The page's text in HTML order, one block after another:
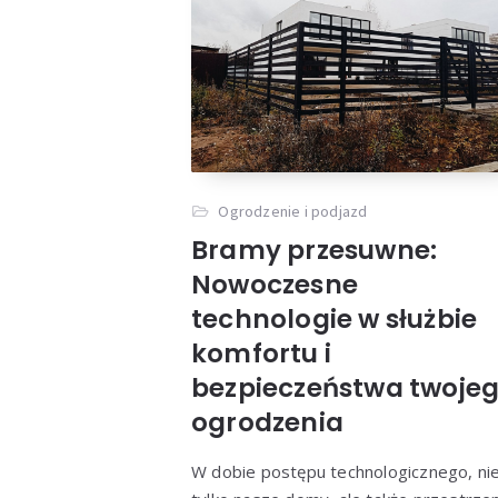
Ogrodzenie i podjazd
Bramy przesuwne:
Nowoczesne
technologie w służbie
komfortu i
bezpieczeństwa
ogrodzenia
W dobie postępu technologicznego,